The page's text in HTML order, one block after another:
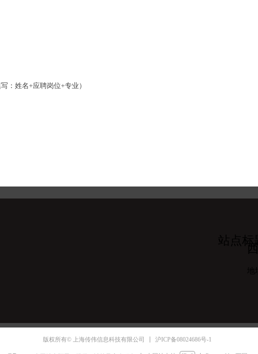
：姓名+应聘岗位+专业）
版权所有© 上海传伟信息科技有限公司 沪ICP备08024686号-1